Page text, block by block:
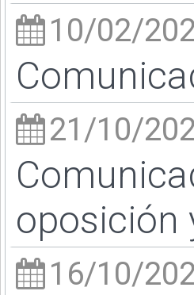
10/02/
21/10/
oposición
16/10/